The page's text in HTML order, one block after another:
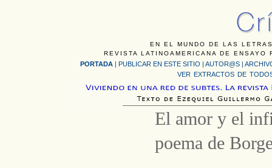
EN EL MUNDO DE LAS
REVISTA LATINOAMERICANA DE
PORTADA | PUBLICAR EN ESTE SITIO | AUTOR@S |
VER EXTRACTOS DE
El amor y el
poema de